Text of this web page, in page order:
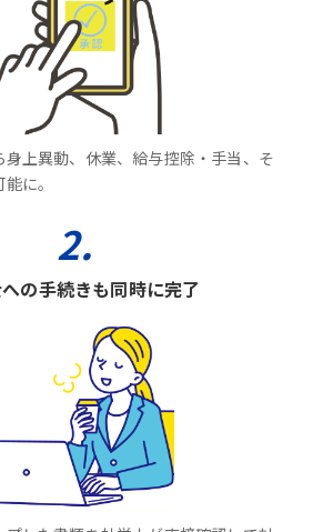
上異動、休業、給与控除・手当、そ
に。
2.
の手続きも同時に完了